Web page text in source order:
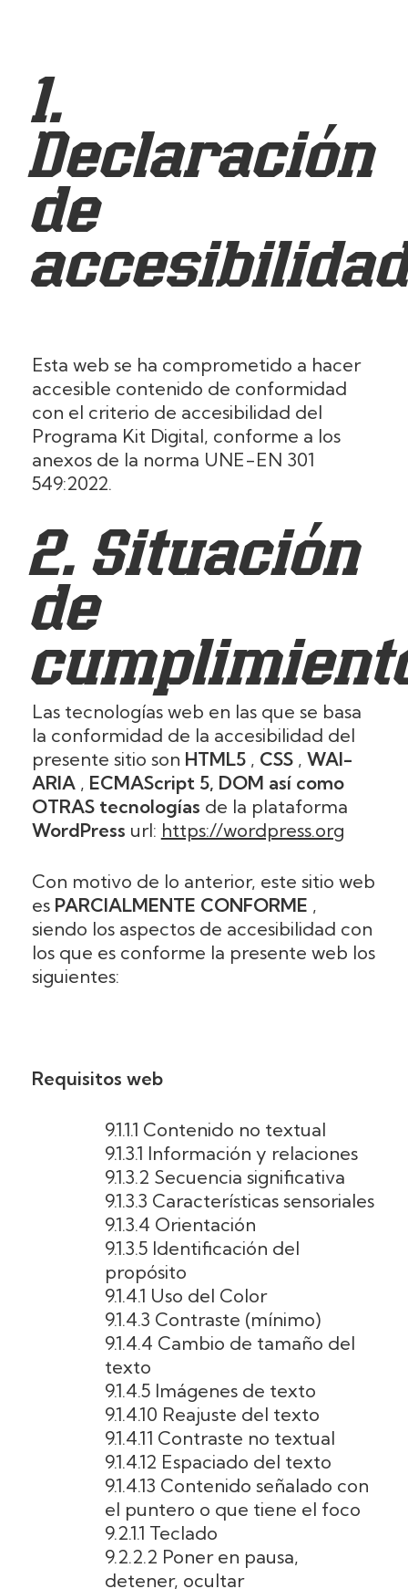
1.
Declaración
de
Esta web se ha comprometido a hacer
accesible contenido de conformidad
con el criterio de accesibilidad del
Programa Kit Digital, conforme a los
anexos de la norma UNE-EN 301
549:2022.
2. Situación
de
Las tecnologías web en las que se basa
la conformidad de la accesibilidad del
presente sitio son HTML5, CSS, WAI-
ARIA, ECMAScript 5, DOM así como
OTRAS tecnologías de la plataforma
WordPress url: https://wordpress.org
Con motivo de lo anterior, este sitio web
es PARCIALMENTE CONFORME ,
siendo los aspectos de accesibilidad con
los que es conforme la presente web los
siguientes:
Requisitos web
9.1.1.1 Contenido no textual
9.1.3.1 Información y relaciones
9.1.3.2 Secuencia significativa
9.1.3.3 Características sensoriales
9.1.3.4 Orientación
9.1.3.5 Identificación del
propósito
9.1.4.1 Uso del Color
9.1.4.3 Contraste (mínimo)
9.1.4.4 Cambio de tamaño del
texto
9.1.4.5 Imágenes de texto
9.1.4.10 Reajuste del texto
9.1.4.11 Contraste no textual
9.1.4.12 Espaciado del texto
9.1.4.13 Contenido señalado con
el puntero o que tiene el foco
9.2.1.1 Teclado
9.2.2.2 Poner en pausa,
detener, ocultar